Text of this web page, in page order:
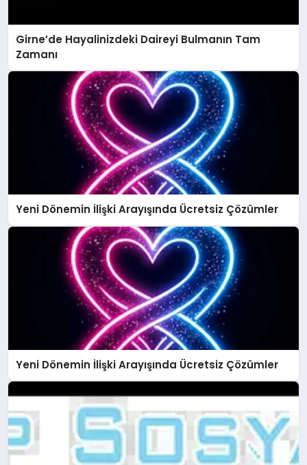
Girne’de Hayalinizdeki Daireyi Bulmanın Tam
Zamanı
Yeni Dönemin İlişki Arayışında Ücretsiz Çözümler
Yeni Dönemin İlişki Arayışında Ücretsiz Çözümler